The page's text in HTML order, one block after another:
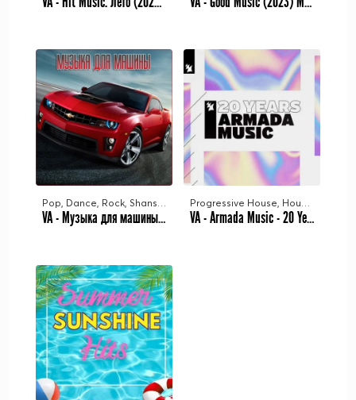
VA - Музыка для машины Vol.22 (2023) MP3 VA - Armada Music - 20 Years Extended Versions (2023) MP3